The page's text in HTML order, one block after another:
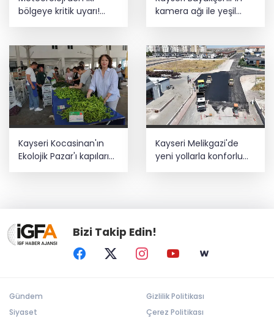
bölgeye kritik uyarı!
Kuvvetli sağanak ve
kamera ağı ile yeşil
alanlarda güvenlik üst
Kayseri Kocasinan'ın
Ekolojik Pazar'ı kapılarını
Kayseri Melikgazi'de
yeni yollarla konforlu
Bizi Takip Edin!
Gündem
Siyaset
Gizlilik Politikası
Çerez Politikası